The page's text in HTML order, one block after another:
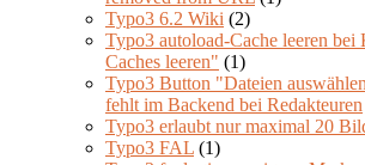
Typo3 6.2 Wiki (2)
Typo3 autoload-Cache leeren
Caches leeren" (1)
Typo3 Button "Dateien
fehlt im Backend bei Redakteuren
Typo3 erlaubt nur maximal 20
Typo3 FAL (1)